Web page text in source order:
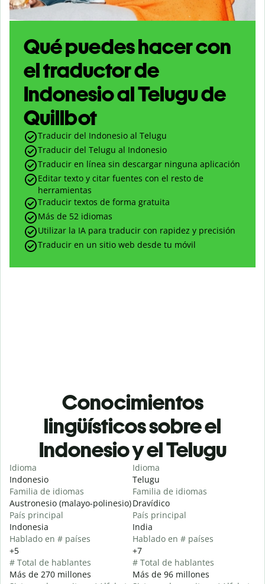
Qué puedes hacer con
el traductor de
Indonesio al Telugu de
Quillbot
Traducir del Indonesio al Telugu
Traducir del Telugu al Indonesio
Traducir en línea sin descargar ninguna aplicación
Editar texto y citar fuentes con el resto de
herramientas
Traducir textos de forma gratuita
Más de 52 idiomas
Utilizar la IA para traducir con rapidez y precisión
Traducir en un sitio web desde tu móvil
Conocimientos
lingüísticos sobre el
Indonesio y el Telugu
Idioma
Indonesio
Familia de idiomas
Austronesio (malayo-polinesio)
País principal
Indonesia
Hablado en # países
+5
# Total de hablantes
Más de 270 millones
Idioma
Telugu
Familia de idiomas
Dravídico
País principal
India
Hablado en # países
+7
# Total de hablantes
Más de 96 millones